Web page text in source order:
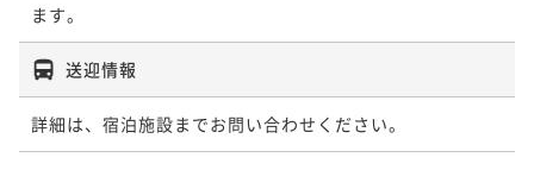
ます。
送迎情報
詳細は、宿泊施設までお問い合わせください。